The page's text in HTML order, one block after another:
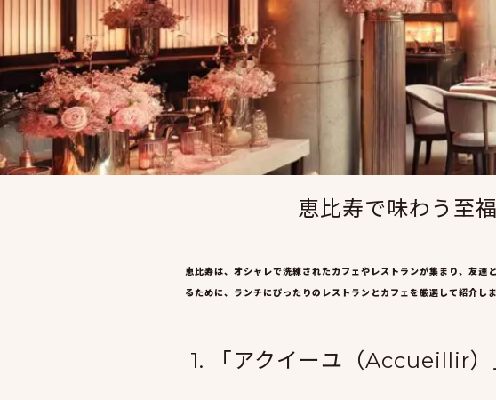
恵比寿で味わう至
恵比寿は、オシャレで洗練されたカフェやレストランが集まり、友
るために、ランチにぴったりのレストランとカフェを厳選して紹介し
1. 「アクイーユ（Accueillir